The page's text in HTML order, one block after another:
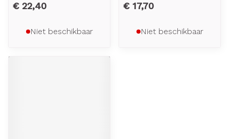
€ 22,40
Niet beschikbaar
€ 17,70
Niet beschikbaar